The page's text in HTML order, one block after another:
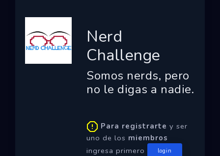
Finalistas
Dashboard
Nerd
Challenge
Somos nerds, pero
no le digas a nadie.
Para registrarte y ser
uno de los miembros
ingresa primero
login